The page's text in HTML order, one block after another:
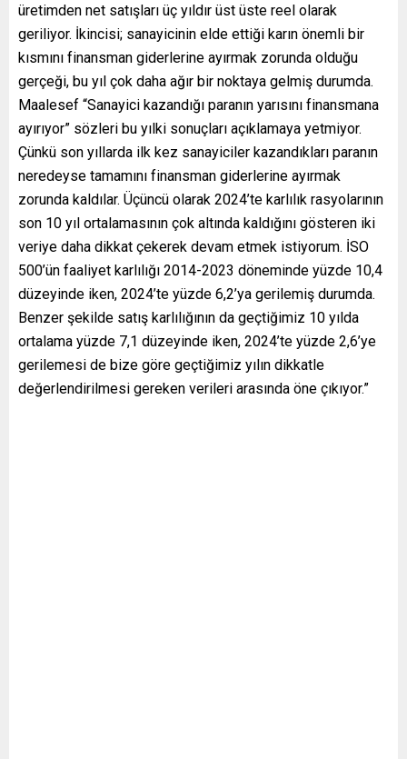
üretimden net satışları üç yıldır üst üste reel olarak
geriliyor. İkincisi; sanayicinin elde ettiği karın önemli bir
kısmını finansman giderlerine ayırmak zorunda olduğu
gerçeği, bu yıl çok daha ağır bir noktaya gelmiş durumda.
Maalesef “Sanayici kazandığı paranın yarısını finansmana
ayırıyor” sözleri bu yılki sonuçları açıklamaya yetmiyor.
Çünkü son yıllarda ilk kez sanayiciler kazandıkları paranın
neredeyse tamamını finansman giderlerine ayırmak
zorunda kaldılar. Üçüncü olarak 2024’te karlılık rasyolarının
son 10 yıl ortalamasının çok altında kaldığını gösteren iki
veriye daha dikkat çekerek devam etmek istiyorum. İSO
500’ün faaliyet karlılığı 2014-2023 döneminde yüzde 10,4
düzeyinde iken, 2024’te yüzde 6,2’ya gerilemiş durumda.
Benzer şekilde satış karlılığının da geçtiğimiz 10 yılda
ortalama yüzde 7,1 düzeyinde iken, 2024’te yüzde 2,6’ye
gerilemesi de bize göre geçtiğimiz yılın dikkatle
değerlendirilmesi gereken verileri arasında öne çıkıyor.”